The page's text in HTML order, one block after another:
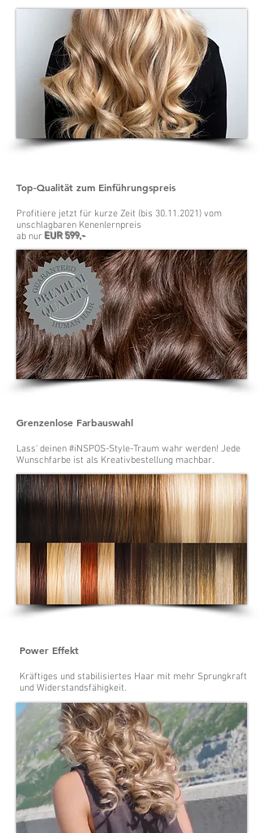
Top-Qualität zum Einführungspreis
Profitiere jetzt für kurze Zeit (bis 30.11.2021) vom
unschlagbaren Kenenlernpreis
ab nur EUR 599,-
Grenzenlose Farbauswahl
Lass‘ deinen #iNSPOS-Style-Traum wahr werden! Jede
Wunschfarbe ist als Kreativbestellung machbar.
Power Effekt
Kräftiges und stabilisiertes Haar mit mehr Sprungkraft
und Widerstandsfähigkeit.